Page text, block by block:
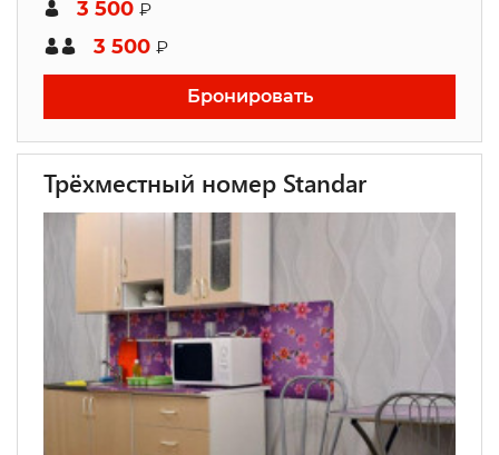
3 500 ₽
3 500 ₽
Бронировать
Трёхместный номер Standar